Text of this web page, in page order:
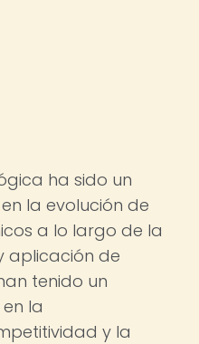
ha sido un
la evolución de
a lo largo de la
aplicación de
tenido un
la
y la